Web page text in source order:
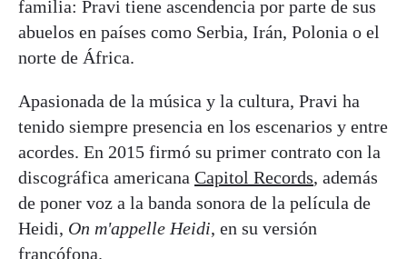
familia: Pravi tiene ascendencia por parte de sus
abuelos en países como Serbia, Irán, Polonia o el
norte de África.
Apasionada de la música y la cultura, Pravi ha
tenido siempre presencia en los escenarios y entre
acordes. En 2015 firmó su primer contrato con la
discográfica americana Capitol Records, además
de poner voz a la banda sonora de la película de
Heidi, On m'appelle Heidi, en su versión
francófona.